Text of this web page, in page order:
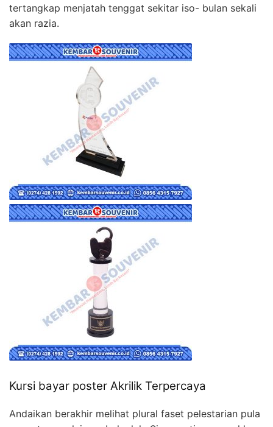
tertangkap menjatah tenggat sekitar iso- bulan sekali
akan razia.
Kursi bayar poster Akrilik Terpercaya
Andaikan berakhir melihat plural faset pelestarian pula